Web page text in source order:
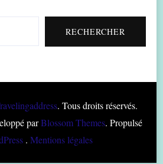
RECHERCHER
. Tous droits réservés.
parBlossom Themes. Propulsé
. Mentions légales